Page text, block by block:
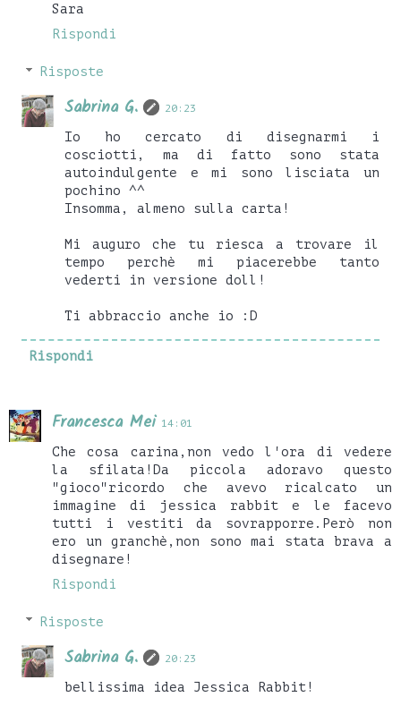
Sara
Rispondi
Risposte
Sabrina G. 20:23
Io ho cercato di disegnarmi i
cosciotti, ma di fatto sono stata
autoindulgente e mi sono lisciata un
pochino ^^
Insomma, almeno sulla carta!
Mi auguro che tu riesca a trovare il
tempo perchè mi piacerebbe tanto
vederti in versione doll!
Ti abbraccio anche io :D
Rispondi
Francesca Mei 14:01
Che cosa carina,non vedo l'ora di vedere
la sfilata!Da piccola adoravo questo
"gioco"ricordo che avevo ricalcato un
immagine di jessica rabbit e le facevo
tutti i vestiti da sovrapporre.Però non
ero un granchè,non sono mai stata brava a
disegnare!
Rispondi
Risposte
Sabrina G. 20:23
bellissima idea Jessica Rabbit!